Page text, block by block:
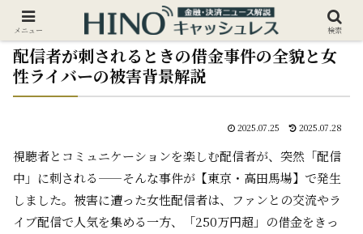
配信者が刺されるときの借金事件の全貌と女
性ライバーの被害背景解説
2025.07.25 2025.07.28
視聴者とコミュニケーションを楽しむ配信者が、突然「配信
中」に刺される——そんな事件が【東京・高田馬場】で発生
しました。被害に遭った女性配信者は、ファンとの交流やラ
イブ配信で人気を集める一方、「250万円超」の借金をきっ
メニュー 検索